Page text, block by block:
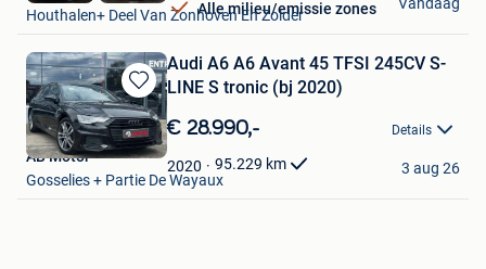
Alle milieu/emissie zones
Houthalen+ Deel Van Zonhoven En Zolder
Bewaren
in
Mijn
Favorieten
Audi A6 A6 Avant 45 TFSI 245CV S-
LINE S tronic (bj 2020)
€ 28.990,- Details
2020 95.229 km
AB Motor
Gosselies + Partie De Wayaux
3 aug 26